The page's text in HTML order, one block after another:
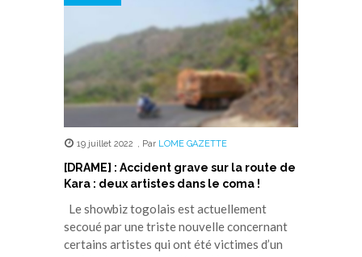
19 juillet 2022 , Par LOME GAZETTE
[DRAME] : Accident grave sur la route de
Kara : deux artistes dans le coma !
Le showbiz togolais est actuellement
secoué par une triste nouvelle concernant
certains artistes qui ont été victimes d’un